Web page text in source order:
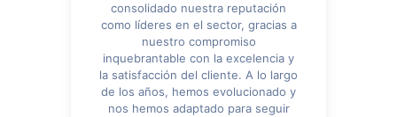
consolidado nuestra reputación
como líderes en el sector, gracias a
nuestro compromiso
inquebrantable con la excelencia y
la satisfacción del cliente. A lo largo
de los años, hemos evolucionado y
nos hemos adaptado para seguir